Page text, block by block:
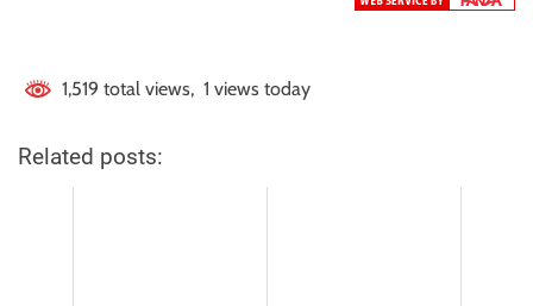
1,519 total views, 1 views today
Related posts: